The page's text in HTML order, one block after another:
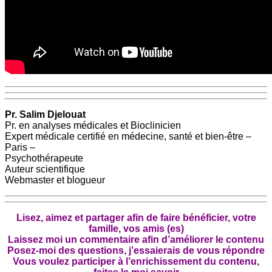
Pr. Salim Djelouat
Pr. en analyses médicales et Bioclinicien
Expert médicale certifié en médecine, santé et bien-être –
Paris –
Psychothérapeute
Auteur scientifique
Webmaster et blogueur
Lisez, aimez et partager afin de faire bénéficier, votre
famille, vos amis (es)
Laissez moi un commentaire afin d’améliorer le contenu
Posez-moi des questions, j’essaierais de vous répondre
Vous voulez participer à l’enrichissement du contenu,